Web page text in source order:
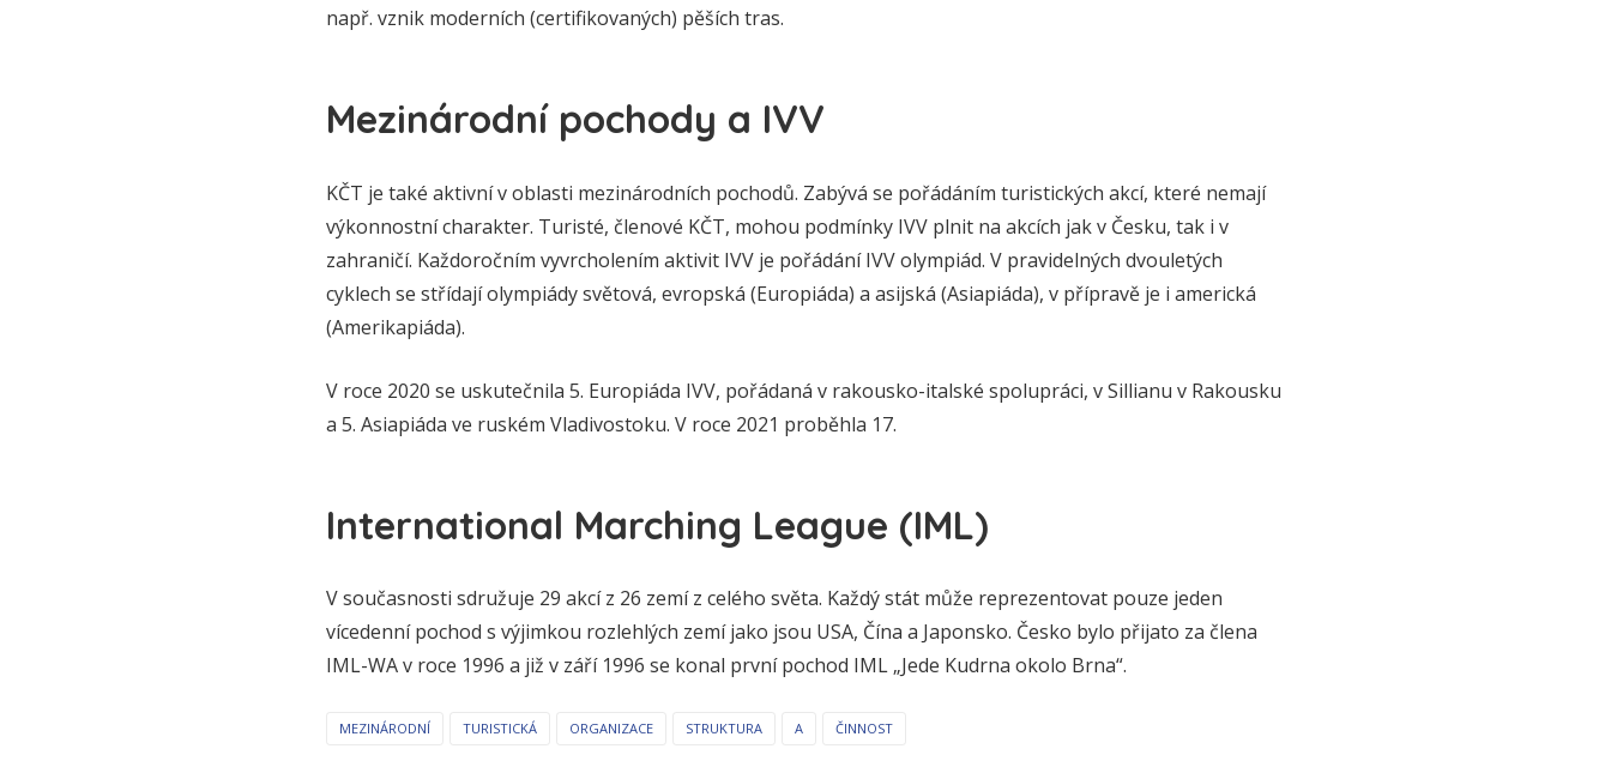
např. vznik moderních (certifikovaných) pěších tras.
Mezinárodní pochody a IVV
KČT je také aktivní v oblasti mezinárodních pochodů. Zabývá se pořádáním turistických akcí, které nemají
výkonnostní charakter. Turisté, členové KČT, mohou podmínky IVV plnit na akcích jak v Česku, tak i v
zahraničí. Každoročním vyvrcholením aktivit IVV je pořádání IVV olympiád. V pravidelných dvouletých
cyklech se střídají olympiády světová, evropská (Europiáda) a asijská (Asiapiáda), v přípravě je i americká
(Amerikapiáda).
V roce 2020 se uskutečnila 5. Europiáda IVV, pořádaná v rakousko-italské spolupráci, v Sillianu v Rakousku
a 5. Asiapiáda ve ruském Vladivostoku. V roce 2021 proběhla 17.
International Marching League (IML)
V současnosti sdružuje 29 akcí z 26 zemí z celého světa. Každý stát může reprezentovat pouze jeden
vícedenní pochod s výjimkou rozlehlých zemí jako jsou USA, Čína a Japonsko. Česko bylo přijato za člena
IML-WA v roce 1996 a již v září 1996 se konal první pochod IML „Jede Kudrna okolo Brna“.
MEZINÁRODNÍ TURISTICKÁ ORGANIZACE STRUKTURA A ČINNOST